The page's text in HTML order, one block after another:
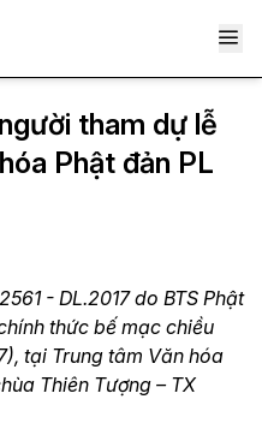
tham dự lễ
Phật đản PL
- DL.2017 do BTS Phật
thức bế mạc chiều
tại Trung tâm Văn hóa
Thiên Tượng – TX